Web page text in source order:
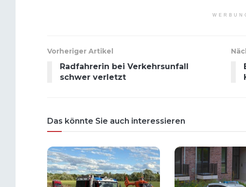
Vorheriger Artikel
Radfahrerin bei Verkehrsunfall
schwer verletzt
Das könnte Sie auch interessieren